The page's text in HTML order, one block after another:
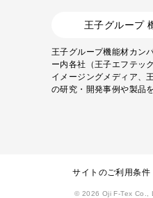
王子グループ
王子グループ機能材カン
ー内各社（王子エフテッ
イメージングメディア、
の研究・開発事例や製品
© 2026 Oji F-Tex Co.,
サイトのご利用条件